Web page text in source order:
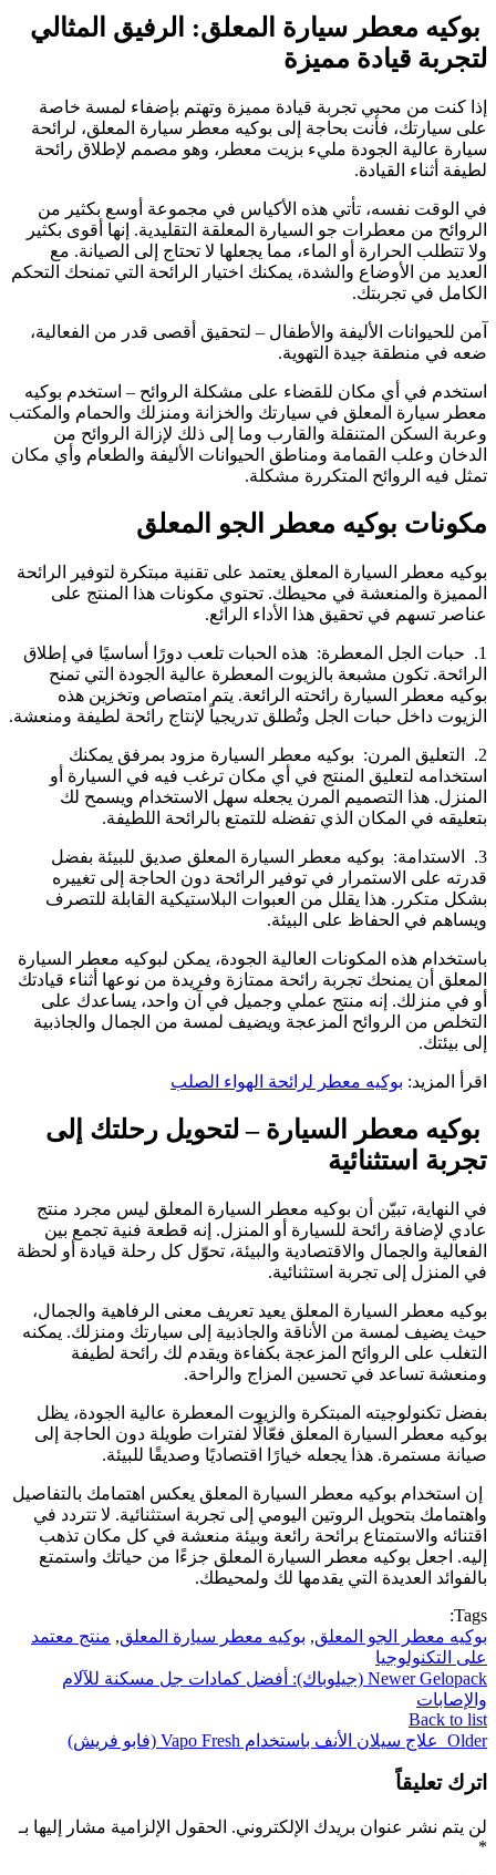
بوكيه معطر سيارة المعلق: الرفيق المثالي
لتجربة قيادة مميزة
إذا كنت من محبي تجربة قيادة مميزة وتهتم بإضفاء لمسة خاصة
على سيارتك، فأنت بحاجة إلى بوكيه معطر سيارة المعلق، لرائحة
سيارة عالية الجودة مليء بزيت معطر، وهو مصمم لإطلاق رائحة
لطيفة أثناء القيادة.
في الوقت نفسه، تأتي هذه الأكياس في مجموعة أوسع بكثير من
الروائح من معطرات جو السيارة المعلقة التقليدية. إنها أقوى بكثير
ولا تتطلب الحرارة أو الماء، مما يجعلها لا تحتاج إلى الصيانة. مع
العديد من الأوضاع والشدة، يمكنك اختيار الرائحة التي تمنحك التحكم
الكامل في تجربتك.
آمن للحيوانات الأليفة والأطفال – لتحقيق أقصى قدر من الفعالية،
ضعه في منطقة جيدة التهوية.
استخدم في أي مكان للقضاء على مشكلة الروائح – استخدم بوكيه
معطر سيارة المعلق في سيارتك والخزانة ومنزلك والحمام والمكتب
وعربة السكن المتنقلة والقارب وما إلى ذلك لإزالة الروائح من
الدخان وعلب القمامة ومناطق الحيوانات الأليفة والطعام وأي مكان
تمثل فيه الروائح المتكررة مشكلة.
مكونات بوكيه معطر الجو المعلق
بوكيه معطر السيارة المعلق يعتمد على تقنية مبتكرة لتوفير الرائحة
المميزة والمنعشة في محيطك. تحتوي مكونات هذا المنتج على
عناصر تسهم في تحقيق هذا الأداء الرائع.
1. حبات الجل المعطرة: هذه الحبات تلعب دورًا أساسيًا في إطلاق
الرائحة. تكون مشبعة بالزيوت المعطرة عالية الجودة التي تمنح
بوكيه معطر السيارة رائحته الرائعة. يتم امتصاص وتخزين هذه
الزيوت داخل حبات الجل وتُطلق تدريجياً لإنتاج رائحة لطيفة ومنعشة.
2. التعليق المرن: بوكيه معطر السيارة مزود بمرفق يمكنك
استخدامه لتعليق المنتج في أي مكان ترغب فيه في السيارة أو
المنزل. هذا التصميم المرن يجعله سهل الاستخدام ويسمح لك
بتعليقه في المكان الذي تفضله للتمتع بالرائحة اللطيفة.
3. الاستدامة: بوكيه معطر السيارة المعلق صديق للبيئة بفضل
قدرته على الاستمرار في توفير الرائحة دون الحاجة إلى تغييره
بشكل متكرر. هذا يقلل من العبوات البلاستيكية القابلة للتصرف
ويساهم في الحفاظ على البيئة.
باستخدام هذه المكونات العالية الجودة، يمكن لبوكيه معطر السيارة
المعلق أن يمنحك تجربة رائحة ممتازة وفريدة من نوعها أثناء قيادتك
أو في منزلك. إنه منتج عملي وجميل في آن واحد، يساعدك على
التخلص من الروائح المزعجة ويضيف لمسة من الجمال والجاذبية
إلى بيئتك.
اقرأ المزيد: بوكيه معطر لرائحة الهواء الصلب
بوكيه معطر السيارة – لتحويل رحلتك إلى
تجربة استثنائية
في النهاية، تبيّن أن بوكيه معطر السيارة المعلق ليس مجرد منتج
عادي لإضافة رائحة للسيارة أو المنزل. إنه قطعة فنية تجمع بين
الفعالية والجمال والاقتصادية والبيئة، تحوّل كل رحلة قيادة أو لحظة
في المنزل إلى تجربة استثنائية.
بوكيه معطر السيارة المعلق يعيد تعريف معنى الرفاهية والجمال،
حيث يضيف لمسة من الأناقة والجاذبية إلى سيارتك ومنزلك. يمكنه
التغلب على الروائح المزعجة بكفاءة ويقدم لك رائحة لطيفة
ومنعشة تساعد في تحسين المزاج والراحة.
بفضل تكنولوجيته المبتكرة والزيوت المعطرة عالية الجودة، يظل
بوكيه معطر السيارة المعلق فعّالًا لفترات طويلة دون الحاجة إلى
صيانة مستمرة. هذا يجعله خيارًا اقتصاديًا وصديقًا للبيئة.
إن استخدام بوكيه معطر السيارة المعلق يعكس اهتمامك بالتفاصيل
واهتمامك بتحويل الروتين اليومي إلى تجربة استثنائية. لا تتردد في
اقتنائه والاستمتاع برائحة رائعة وبيئة منعشة في كل مكان تذهب
إليه. اجعل بوكيه معطر السيارة المعلق جزءًا من حياتك واستمتع
بالفوائد العديدة التي يقدمها لك ولمحيطك.
Tags:
بوكيه معطر الجو المعلق, بوكيه معطر سيارة المعلق, منتج معتمد
على التكنولوجيا
Newer Gelopack (جيلوباك): أفضل كمادات جل مسكنة للآلام
والإصابات
Back to list
Older علاج سيلان الأنف باستخدام Vapo Fresh (فابو فريش)
اترك تعليقاً
لن يتم نشر عنوان بريدك الإلكتروني. الحقول الإلزامية مشار إليها بـ
*